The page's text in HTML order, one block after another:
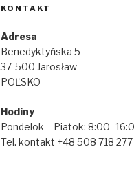
KONTAKT
Adresa
Benedyktyńska 5
37-500 Jarosław
POĽSKO
Hodiny
Pondelok – Piatok:
Tel. kontakt +48 508 718 277